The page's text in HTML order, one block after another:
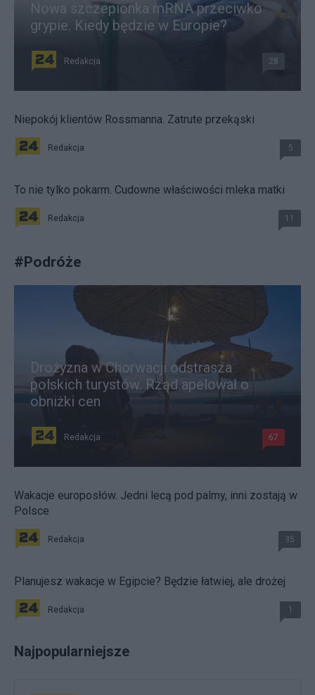
Nowa szczepionka mRNA przeciwko
grypie. Kiedy będzie w Europie?
Redakcja 28
Niepokój klientów Rossmanna. Zatrute przekąski
Redakcja 5
To nie tylko pokarm. Cudowne właściwości mleka matki
Redakcja 11
#Podróże
Drożyzna w Chorwacji odstrasza
polskich turystów. Rząd apelował o
obniżki cen
Redakcja 67
Wakacje europosłów. Jedni lecą pod palmy, inni zostają w
Polsce
Redakcja 35
Planujesz wakacje w Egipcie? Będzie łatwiej, ale drożej
Redakcja 1
Najpopularniejsze